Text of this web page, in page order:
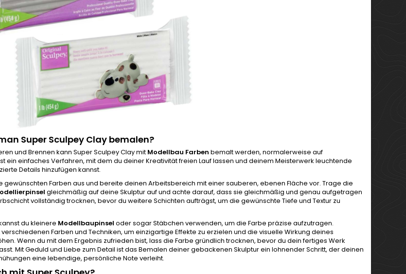
Super Sculpey Clay bemalen?
und Brennen kann Super Sculpey Clay mit Modellbau Farben bemalt werden, normalerweise auf
ein einfaches Verfahren, mit dem du deiner Kreativität freien Lauf lassen und deinem Meisterwerk leuchtende
Details hinzufügen kannst.
gewünschten Farben aus und bereite deinen Arbeitsbereich mit einer sauberen, ebenen Fläche vor. Trage die
gleichmäßig auf deine Skulptur auf und achte darauf, dass sie gleichmäßig und genau aufgetragen
vollständig trocknen, bevor du weitere Schichten aufträgst, um die gewünschte Tiefe und Textur zu
du kleinere Modellbaupinsel oder sogar Stäbchen verwenden, um die Farbe präzise aufzutragen.
Farben und Techniken, um einzigartige Effekte zu erzielen und die visuelle Wirkung deines
Wenn du mit dem Ergebnis zufrieden bist, lass die Farbe gründlich trocknen, bevor du dein fertiges Werk
Mit Geduld und Liebe zum Detail ist das Bemalen deiner gebackenen Skulptur ein lohnender Schritt, der deinen
eine lebendige, persönliche Note verleiht.